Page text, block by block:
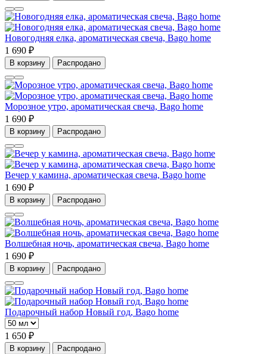
Новогодняя елка, ароматическая свеча, Bago home
1 690 ₽
В корзину Распродано
Морозное утро, ароматическая свеча, Bago home
1 690 ₽
В корзину Распродано
Вечер у камина, ароматическая свеча, Bago home
1 690 ₽
В корзину Распродано
Волшебная ночь, ароматическая свеча, Bago home
1 690 ₽
В корзину Распродано
Подарочный набор Новый год, Bago home
1 650 ₽
В корзину Распродано